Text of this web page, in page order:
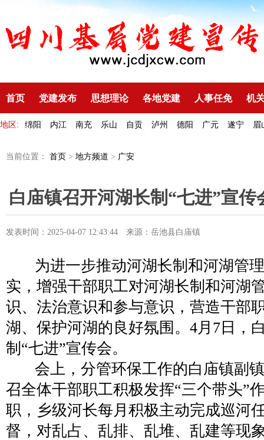
首页 党建发布 思想理论 各地党建 人事任免 机
地区: 绵阳 内江 南充 乐山 自贡 泸州 德阳 广元 遂宁 眉
当前位置： 首页 > 地方频道 > 广安
白庙镇召开河湖长制“七进”宣传
发表时间：2025-04-07 12:43:44 来源：岳池县白庙镇
为进一步推动河湖长制和河湖管理
实，增强干部职工对河湖长制和河湖
识、法治意识和参与意识，营造干部
湖、保护河湖的良好氛围。4月7日，
制“七进”宣传会。
会上，分管环保工作的白庙镇副镇
召全体干部职工积极发挥“三个带头”
职，乡级河长每月积极主动完成巡河
督，对乱占、乱排、乱堆、乱建等现